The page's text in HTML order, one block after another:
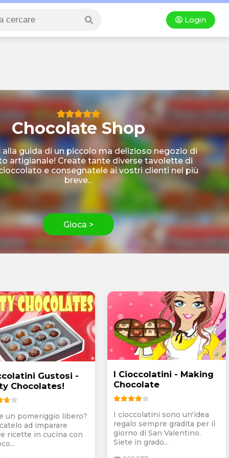
Login
Chocolate Shop
guida di un piccolo ma delizioso negozio di
artigianale! Create tante diverse tavolette di
e consegnatele ai vostri clienti nel più
breve...
Gioca >
Gustosi -
Chocolates!
un pomeriggio libero?
ad imparare
ricette in cucina con
I Cioccolatini - Making
Chocolate
I cioccolatini sono un'idea
regalo sempre gradita per il
giorno di San Valentino.
Siete in grado...